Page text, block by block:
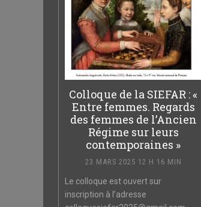
Colloque de la SIEFAR : «
Entre femmes. Regards
des femmes de l’Ancien
Régime sur leurs
contemporaines »
23 MARS 2025 12 H 16 MIN
Le colloque est ouvert sur
inscription à l’adresse